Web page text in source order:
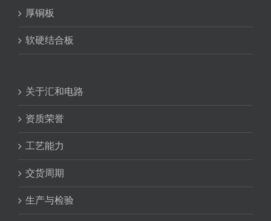
厚铜板
软硬结合板
关于汇和电路
资质荣誉
工艺能力
交货周期
生产与检验